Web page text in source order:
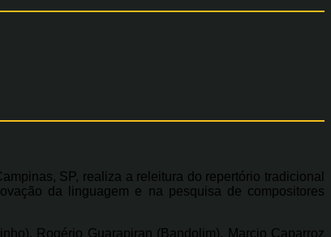
SP, realiza a releitura do repertório tradicional
da linguagem e na pesquisa de compositores
Rogério Guarapiran (Bandolim), Marcio Caparroz